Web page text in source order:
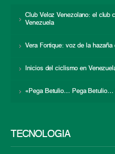
Club Veloz Venezolano: el club
Venezuela
Vera Fortique: voz de la hazaña
Inicios del ciclismo en
«Pega Betulio… Pega Betulio…
TECNOLOGÍA